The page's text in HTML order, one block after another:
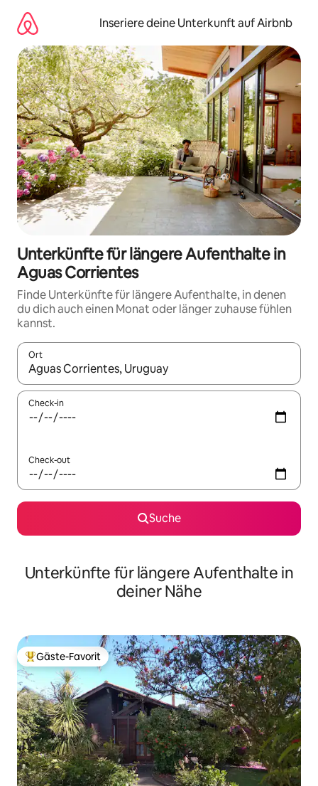
Inhalten
springen
Inseriere deine Unterkunft auf Airbnb
Unterkünfte für längere Aufenthalte in
Aguas Corrientes
Finde Unterkünfte für längere Aufenthalte, in denen
du dich auch einen Monat oder länger zuhause fühlen
kannst.
Ort
Wenn Ergebnisse verfügbar sind, navigiere mit den
Check-in
Check-out
Suche
Unterkünfte für längere Aufenthalte in
deiner Nähe
Beliebter Gäste-Favorit.
Gäste-Favorit